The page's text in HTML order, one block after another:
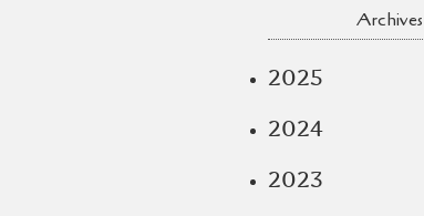
Archives
2025
2024
2023